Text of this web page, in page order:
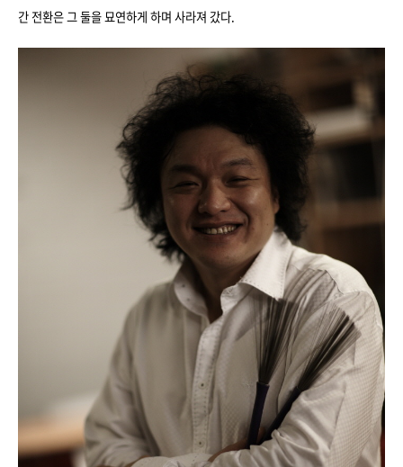
간 전환은 그 둘을 묘연하게 하며 사라져 갔다.